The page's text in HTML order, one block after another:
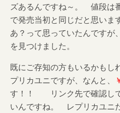
ズあるんですね～。 値段は
で発売当初と同じだと思い
あ？って思っていたんですが
を見つけました。
既にご存知の方もいるかもし
プリカユニですが、なんと、
す！！ リンク先で確認し
いんですね。 レプリカユニ